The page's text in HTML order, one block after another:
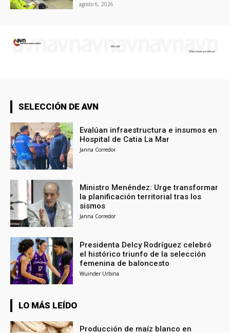
agosto 6, 2026
SELECCIÓN DE AVN
Evalúan infraestructura e insumos en
Hospital de Catia La Mar
Janna Corredor
Ministro Menéndez: Urge transformar
la planificación territorial tras los
sismos
Janna Corredor
Presidenta Delcy Rodríguez celebró
el histórico triunfo de la selección
femenina de baloncesto
Wuinder Urbina
LO MÁS LEÍDO
Producción de maíz blanco en